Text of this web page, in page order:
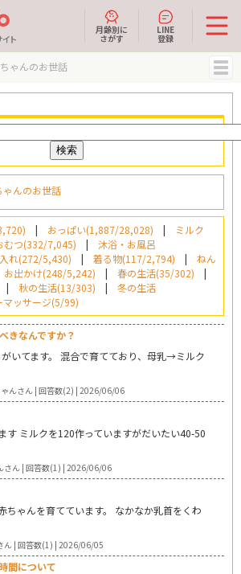
ト
月齢別に
さがす
LINE
登録
MENU
ゃんのお世話
ゃんのお世話
| おっぱい(1,887/28,028) |
ミルク
むつ(332/7,045) | 沐浴・お風呂
れ(272/5,430) | 着る物(117/2,794) | ねん
お出かけ(248/5,242) | 春の生活(35/302) |
| 秋の生活(13/303) | 冬の生活
マッサージ(5/99)
きなんですか？
いてます。 混合で育てており、母乳→ミルク
んさん | 回答数(2) | 2026/06/06
す ミルクを120作っていますがだいたい40-50
さん | 回答数(1) | 2026/06/06
ちゃんを育てています。 なかなか乳首をくわ
ん | 回答数(1) | 2026/06/05
間について